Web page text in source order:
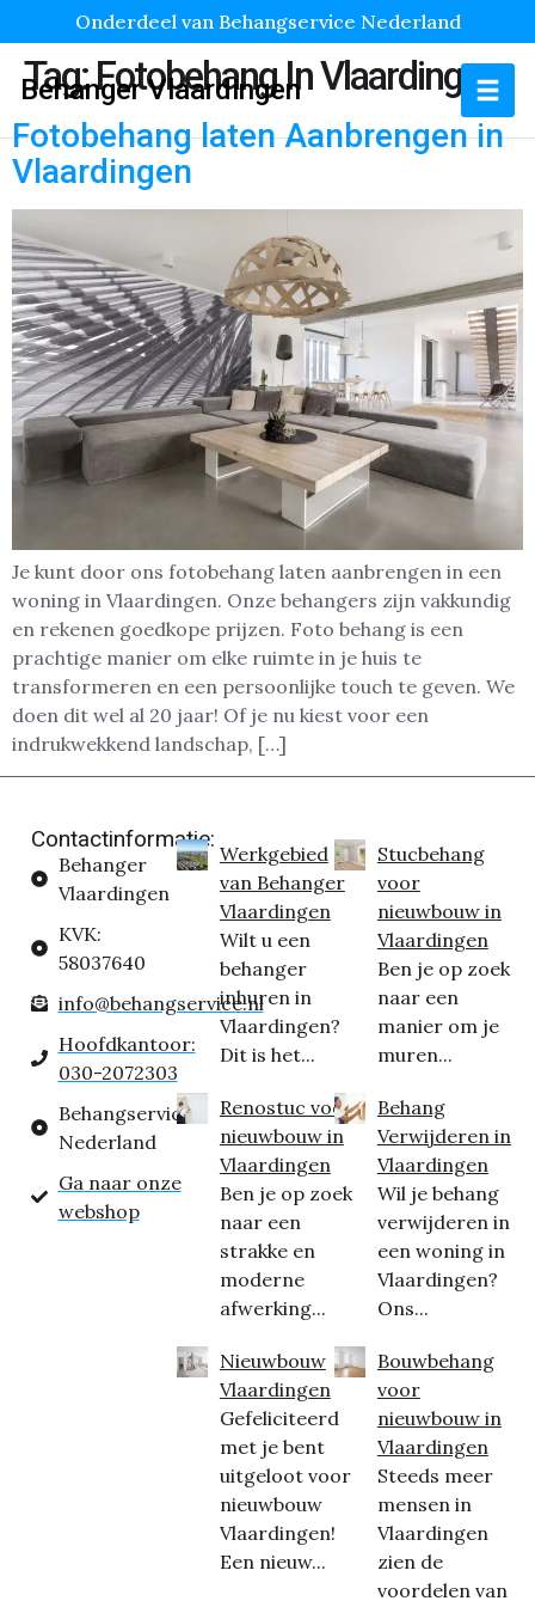
Onderdeel van Behangservice Nederland
Behanger Vlaardingen
Tag:Fotobehang In Vlaardingen
Fotobehang laten Aanbrengen in
Vlaardingen
Je kunt door ons fotobehang laten aanbrengen in een
woning in Vlaardingen. Onze behangers zijn vakkundig
en rekenen goedkope prijzen. Foto behang is een
prachtige manier om elke ruimte in je huis te
transformeren en een persoonlijke touch te geven. We
doen dit wel al 20 jaar! Of je nu kiest voor een
indrukwekkend landschap, […]
Contactinformatie:
Behanger
Vlaardingen
KVK:
58037640
info@behangservice.nl
Hoofdkantoor:
030-2072303
Behangservice
Nederland
Ga naar onze
webshop
Werkgebied
van Behanger
Vlaardingen
Wilt u een
behanger
inhuren in
Vlaardingen?
Dit is het...
Renostuc voor
nieuwbouw in
Vlaardingen
Ben je op zoek
naar een
strakke en
moderne
afwerking...
Nieuwbouw
Vlaardingen
Gefeliciteerd
met je bent
uitgeloot voor
nieuwbouw
Vlaardingen!
Een nieuw...
Stucbehang
voor
nieuwbouw in
Vlaardingen
Ben je op zoek
naar een
manier om je
muren...
Behang
Verwijderen in
Vlaardingen
Wil je behang
verwijderen in
een woning in
Vlaardingen?
Ons...
Bouwbehang
voor
nieuwbouw in
Vlaardingen
Steeds meer
mensen in
Vlaardingen
zien de
voordelen van